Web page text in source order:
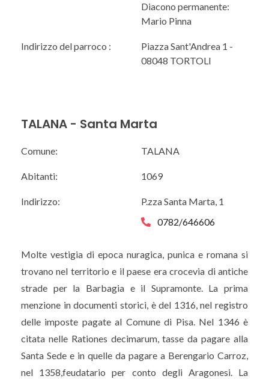
Diacono permanente:
Mario Pinna
Indirizzo del parroco :
Piazza Sant'Andrea 1 -
08048 TORTOLI
TALANA - Santa Marta
Comune: TALANA
Abitanti: 1069
Indirizzo:
P.zza Santa Marta, 1
0782/646606
Molte vestigia di epoca nuragica, punica e romana si
trovano nel territorio e il paese era crocevia di antiche
strade per la Barbagia e il Supramonte. La prima
menzione in documenti storici, è del 1316, nel registro
delle imposte pagate al Comune di Pisa. Nel 1346 è
citata nelle Rationes decimarum, tasse da pagare alla
Santa Sede e in quelle da pagare a Berengario Carroz,
nel 1358,feudatario per conto degli Aragonesi. La